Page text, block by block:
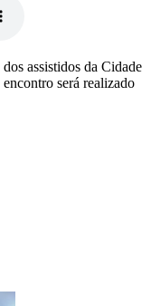
assistidos da Cidade
será realizado